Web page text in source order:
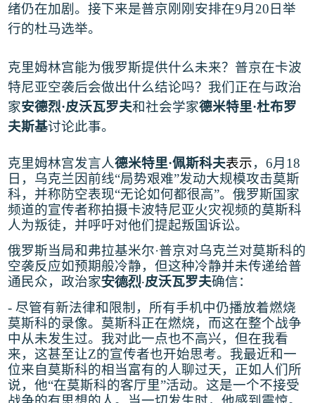
绪仍在加剧。接下来是普京刚刚安排在9月 20日举
行的杜马选举。
克里姆林宫能为俄罗斯提供什么未来？普京在卡波
特尼亚空袭后会做出什么结论吗？我们正在与政治
家安德烈·皮沃瓦罗夫和社会学家德米特里·杜布罗
夫斯基讨论此事。
克里姆林宫发言人德米特里·佩斯科夫表示， 6月 18
日，乌克兰因前线“局势艰难”发动大规模攻击莫斯
科，并称防空表现“无论如何都很高”。俄罗斯国家
频道的宣传者称拍摄卡波特尼亚火灾视频的莫斯科
人为叛徒，并呼吁对他们提起叛国诉讼。
俄罗斯当局和弗拉基米尔·普京对乌克兰对莫斯科的
空袭反应如预期般冷静，但这种冷静并未传递给普
通民众，政治家安德烈·皮沃瓦罗夫确信：
- 尽管有新法律和限制，所有手机中仍播放着燃烧
莫斯科的录像。莫斯科正在燃烧，而这在整个战争
中从未发生过。我对此一点也不高兴，但在我看
来，这甚至让Z的宣传者也开始思考。我最近和一
位来自莫斯科的相当富有的人聊过天，正如人们所
说，他“在莫斯科的客厅里”活动。这是一个不接受